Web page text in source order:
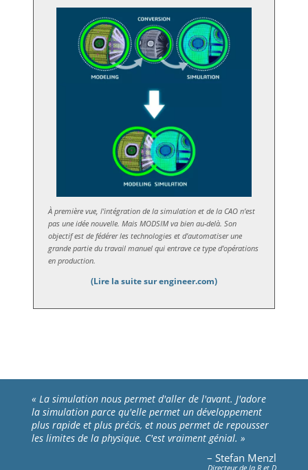
À première vue, l'intégration de la simulation et de la CAO n'est
pas une idée nouvelle. Mais MODSIM va bien au-delà. Son
objectif est de fédérer les technologies et d'automatiser une
grande partie du travail manuel qui entrave ce type d'opérations
en production.
(Lire la suite sur engineer.com)
« La simulation nous permet d'aller de l'avant. J'adore
la simulation parce qu'elle permet un développement
plus rapide et plus précis, et nous permet de repousser
les limites de la physique. C'est vraiment génial. »
– Stefan Menzl
Directeur de la R et D